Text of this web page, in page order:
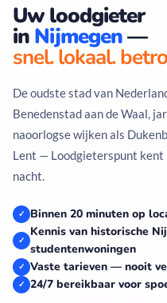
Uw loodgieter
in Nijmegen—
snel. lokaal.
De oudste stad van
Benedenstad aan de Waal,
naoorlogse wijken als
Lent — Loodgieterspunt kent
nacht.
✓ Binnen 20 minuten op
✓
Kennis van historische
studentenwoningen
✓ Vaste tarieven — nooit
✓ 24/7 bereikbaar voor